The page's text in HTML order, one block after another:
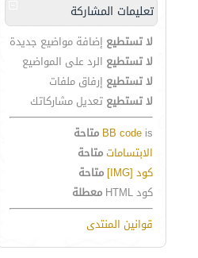
تعليمات المشاركة
لا تستطيع إضافة مواضيع جديدة
لا تستطيع الرد على المواضيع
لا تستطيع إرفاق ملفات
لا تستطيع تعديل مشاركاتك
BB code is
متاحة
الابتساماتمتاحة
كود [IMG]
متاحة
كود HTML
معطلة
قوانين المنتدى